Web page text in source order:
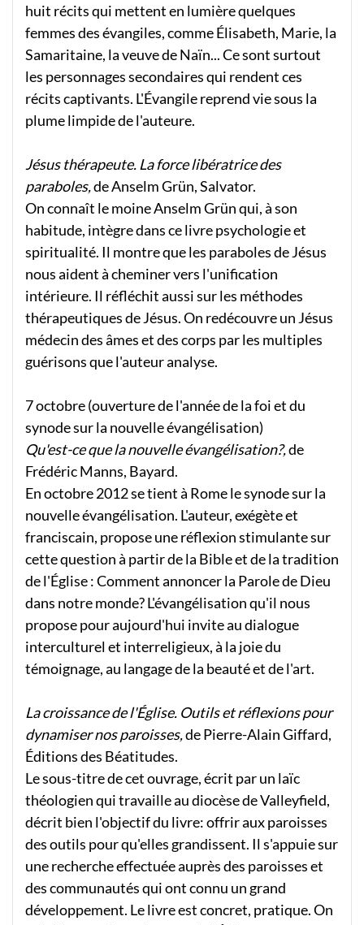
huit récits qui mettent en lumière quelques
femmes des évangiles, comme Élisabeth, Marie, la
Samaritaine, la veuve de Naïn... Ce sont surtout
les personnages secondaires qui rendent ces
récits captivants. L'Évangile reprend vie sous la
plume limpide de l'auteure.
Jésus thérapeute. La force libératrice des
paraboles,de Anselm Grün, Salvator.
On connaît le moine Anselm Grün qui, à son
habitude, intègre dans ce livre psychologie et
spiritualité. Il montre que les paraboles de Jésus
nous aident à cheminer vers l'unification
intérieure. Il réfléchit aussi sur les méthodes
thérapeutiques de Jésus. On redécouvre un Jésus
médecin des âmes et des corps par les multiples
guérisons que l'auteur analyse.
7 octobre (ouverture de l'année de la foi et du
synode sur la nouvelle évangélisation)
Qu'est-ce que la nouvelle évangélisation?,de
Frédéric Manns, Bayard.
En octobre 2012 se tient à Rome le synode sur la
nouvelle évangélisation. L'auteur, exégète et
franciscain, propose une réflexion stimulante sur
cette question à partir de la Bible et de la tradition
de l'Église : Comment annoncer la Parole de Dieu
dans notre monde? L'évangélisation qu'il nous
propose pour aujourd'hui invite au dialogue
interculturel et interreligieux, à la joie du
témoignage, au langage de la beauté et de l'art.
La croissance de l'Église. Outils et réflexions pour
dynamiser nos paroisses,de Pierre-Alain Giffard,
Éditions des Béatitudes.
Le sous-titre de cet ouvrage, écrit par un laïc
théologien qui travaille au diocèse de Valleyfield,
décrit bien l'objectif du livre: offrir aux paroisses
des outils pour qu'elles grandissent. Il s'appuie sur
une recherche effectuée auprès des paroisses et
des communautés qui ont connu un grand
développement. Le livre est concret, pratique. On